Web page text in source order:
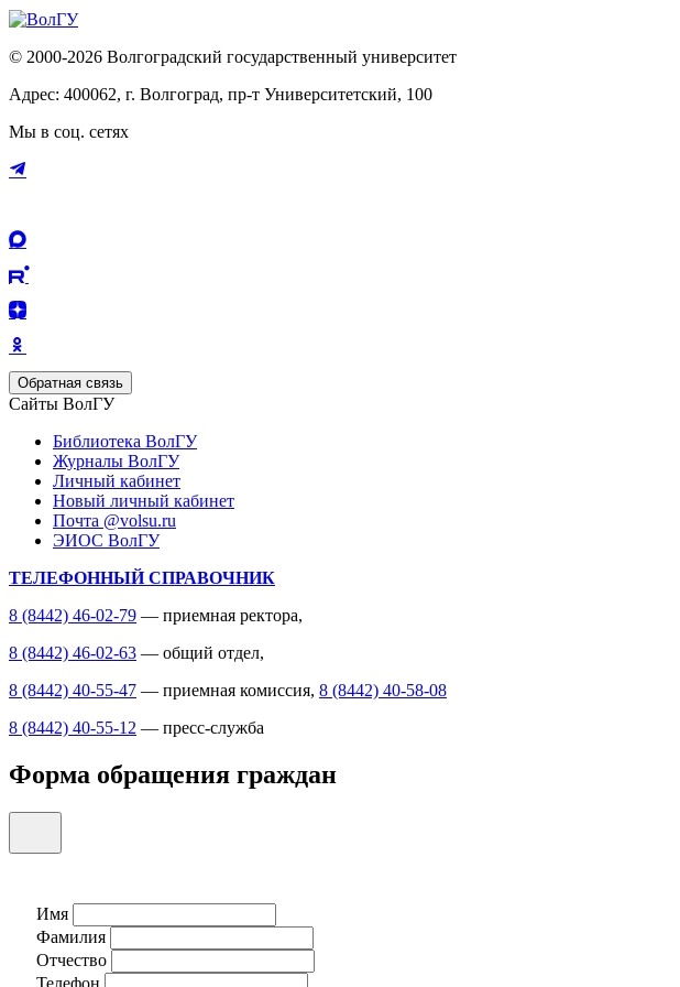
© 2000-2026 Волгоградский государственный университет
Адрес: 400062, г. Волгоград, пр-т Университетский, 100
Мы в соц. сетях
Обратная связь
Сайты ВолГУ
Библиотека ВолГУ
Журналы ВолГУ
Личный кабинет
Новый личный кабинет
Почта @volsu.ru
ЭИОС ВолГУ
ТЕЛЕФОННЫЙ СПРАВОЧНИК
8 (8442) 46-02-79 — приемная ректора,
8 (8442) 46-02-63 — общий отдел,
8 (8442) 40-55-47 — приемная комиссия, 8 (8442) 40-58-08
8 (8442) 40-55-12 — пресс-служба
Форма обращения граждан
Имя
Фамилия
Отчество